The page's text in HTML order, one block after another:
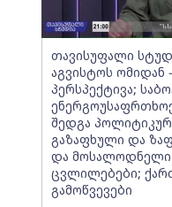
თავისუფალი
აგვისტოს ომიდან
პერსპექტივა;
შედგა
გაზაფხული და
და მოსალოდნელი
ცვლილებები;
გამოწვევები